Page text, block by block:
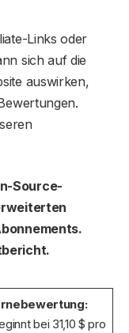
Links oder
sich auf die
auswirken,
Source-
bei 31,10 $ pro